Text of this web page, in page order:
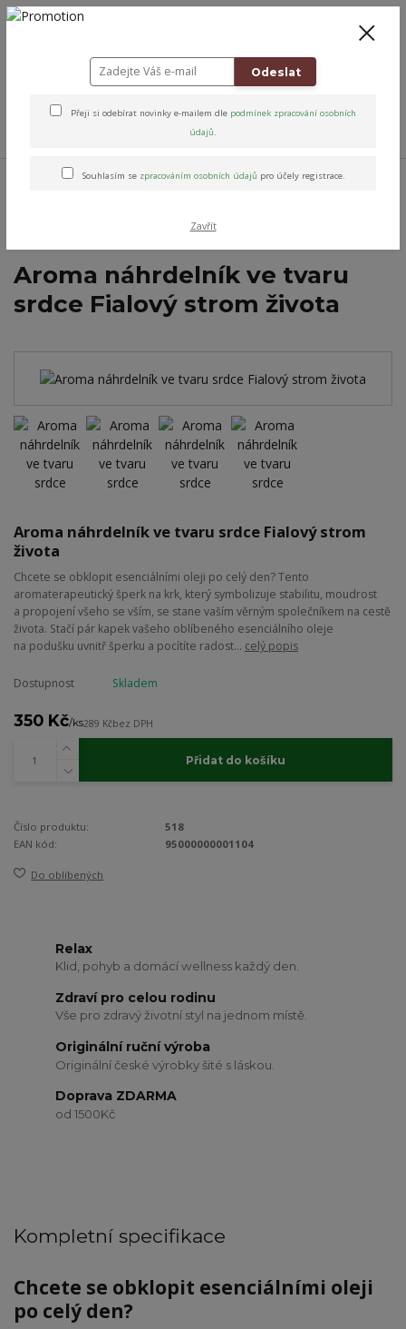
+420 778 743 310
Altens originály & vybrané značky Oblečení & doplňky
Aroma náhrdelník ve tvaru
srdce Fialový strom života
Aroma náhrdelník ve tvaru srdce Fialový strom
života
Chcete se obklopit esenciálními oleji po celý den? Tento
aromaterapeutický šperk na krk, který symbolizuje stabilitu, moudrost
a propojení všeho se vším, se stane vaším věrným společníkem na cestě
života. Stačí pár kapek vašeho oblíbeného esenciálního oleje
na podušku uvnitř šperku a pocítíte radost... celý popis
Dostupnost Skladem
350 Kč/ks289 Kčbez DPH
Přidat do košíku
Číslo produktu:
518
EAN kód:
95000000001104
Do oblíbených
Relax
Klid, pohyb a domácí wellness každý den.
Zdraví pro celou rodinu
Vše pro zdravý životní styl na jednom místě.
Originální ruční výroba
Originální české výrobky šité s láskou.
Doprava ZDARMA
od 1500Kč
Kompletní specifikace
Chcete se obklopit esenciálními oleji
po celý den?
Odeslat
Přeji si odebírat novinky e-mailem dle podmínek zpracování osobních
údajů.
Souhlasím se zpracováním osobních údajů pro účely registrace.
Zavřít